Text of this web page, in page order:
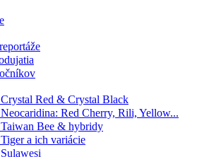
Red & Crystal Black
Red Cherry, Rili, Yellow...
Bee & hybridy
a ich variácie